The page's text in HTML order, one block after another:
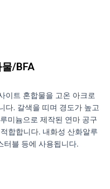
/BFA
이트 혼합물을 고온 아크로
다. 갈색을 띠며 경도가 높고
미늄으로 제작된 연마 공구
합합니다. 내화성 산화알루
터블 등에 사용됩니다.